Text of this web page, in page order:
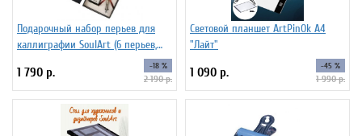
Подарочный набор перьев для
каллиграфии SoulArt (6 перьев,
1 790 р. -18 %
2 190 р.
Световой планшет ArtPinOk А4
"Лайт"
1 090 р. -45 %
1 990 р.